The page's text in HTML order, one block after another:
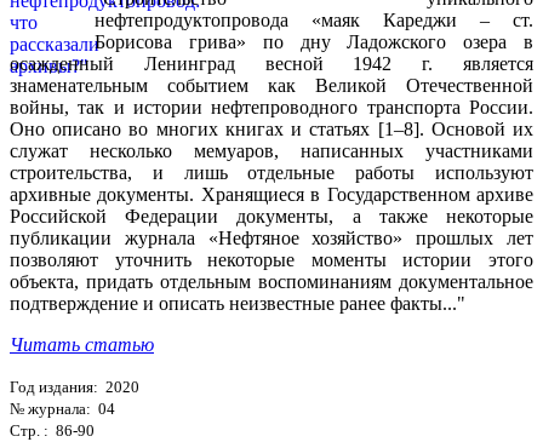
нефтепродуктопровода «маяк Кареджи – ст.
Борисова грива» по дну Ладожского озера в
осажденный Ленинград весной 1942 г. является
знаменательным событием как Великой Отечественной
войны, так и истории нефтепроводного транспорта России.
Оно описано во многих книгах и статьях [1–8]. Основой их
служат несколько мемуаров, написанных участниками
строительства, и лишь отдельные работы используют
архивные документы. Хранящиеся в Государственном архиве
Российской Федерации документы, а также некоторые
публикации журнала «Нефтяное хозяйство» прошлых лет
позволяют уточнить некоторые моменты истории этого
объекта, придать отдельным воспоминаниям документальное
подтверждение и описать неизвестные ранее факты..."
Читать статью
Год издания: 2020
№ журнала: 04
Стр. : 86-90